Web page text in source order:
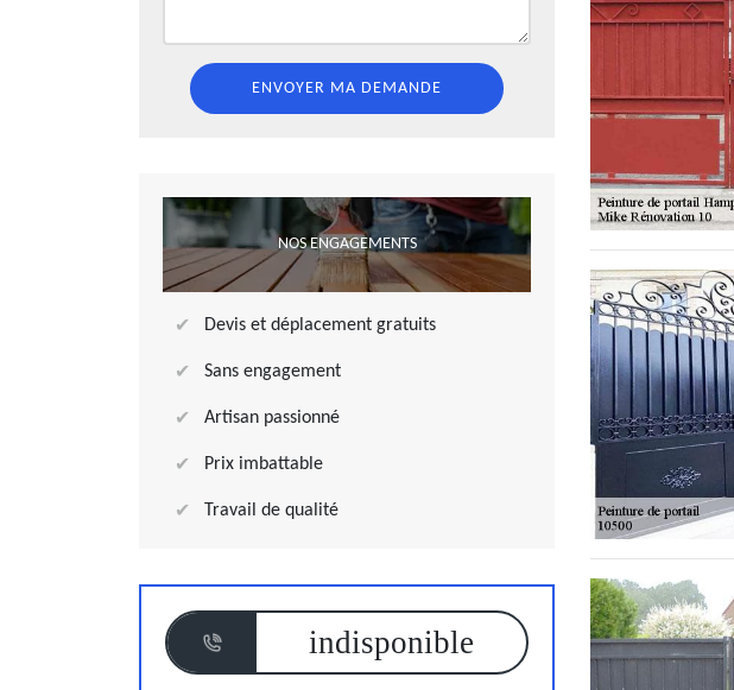
NOS ENGAGEMENTS
Devis et déplacement gratuits
Sans engagement
Artisan passionné
Prix imbattable
Travail de qualité
indisponible